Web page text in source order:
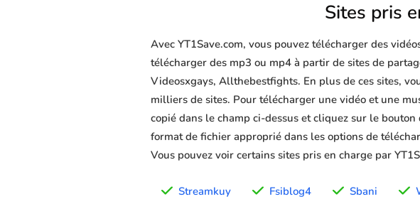
Sites pris
Avec YT1Save.com, vous pouvez télécharger des
télécharger des mp3 ou mp4 à partir de sites de
Videosxgays, Allthebestfights. En plus de ces sites,
milliers de sites. Pour télécharger une vidéo et une
copié dans le champ ci-dessus et cliquez sur le
format de fichier approprié dans les options de
Vous pouvez voir certains sites pris en charge par
Streamkuy Fsiblog4 Sbani